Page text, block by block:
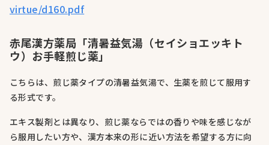
virtue/d160.pdf
赤尾漢方薬局「清暑益気湯（セイショエッキト
ウ）お手軽煎じ薬」
こちらは、煎じ薬タイプの清暑益気湯で、生薬を煎じて服用す
る形式です。
エキス製剤とは異なり、煎じ薬ならではの香りや味を感じなが
ら服用したい方や、漢方本来の形に近い方法を希望する方に向